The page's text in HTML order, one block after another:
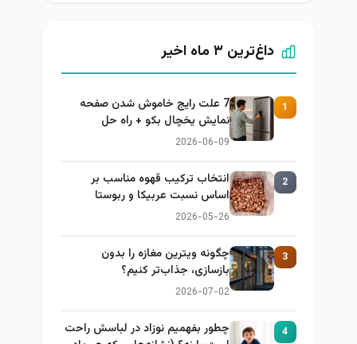
داغ‌ترین ۳ ماه اخیر
1
7 علت رایج خاموش شدن صفحه
نمایش یخچال بکو + راه حل
2026-06-09
2
انتخاب ترکیب قهوه مناسب بر
اساس نسبت عربیکا و ربوستا
2026-05-26
3
چگونه ویترین مغازه را بدون
بازسازی، جذاب‌تر کنیم؟
2026-07-02
4
چطور بفهمیم نوزاد در لباسش راحت